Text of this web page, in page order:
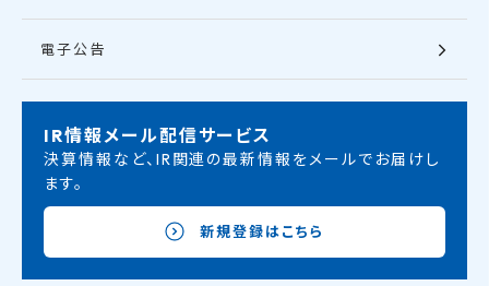
電子公告
IR情報メール配信サービス
決算情報など、IR関連の最新情報をメールでお届けし
ます。
新規登録はこちら